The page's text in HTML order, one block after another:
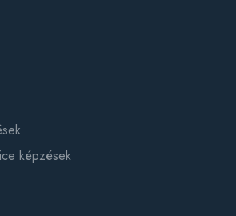
képzések